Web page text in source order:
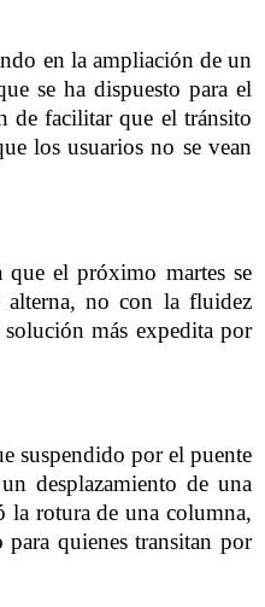
en la ampliación de un
se ha dispuesto para el
de facilitar que el tránsito
los usuarios no se vean
el próximo martes se
alterna, no con la fluidez
más expedita por
suspendido por el puente
desplazamiento de una
la rotura de una columna,
quienes transitan por